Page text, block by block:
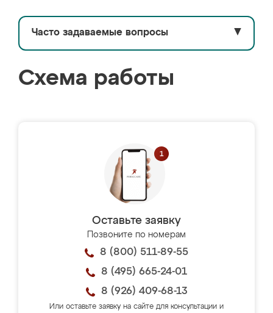
Часто задаваемые вопросы ▼
Схема работы
Оставьте заявку
Позвоните по номерам
8 (800) 511-89-55
8 (495) 665-24-01
8 (926) 409-68-13
Или оставьте заявку на сайте для консультации и